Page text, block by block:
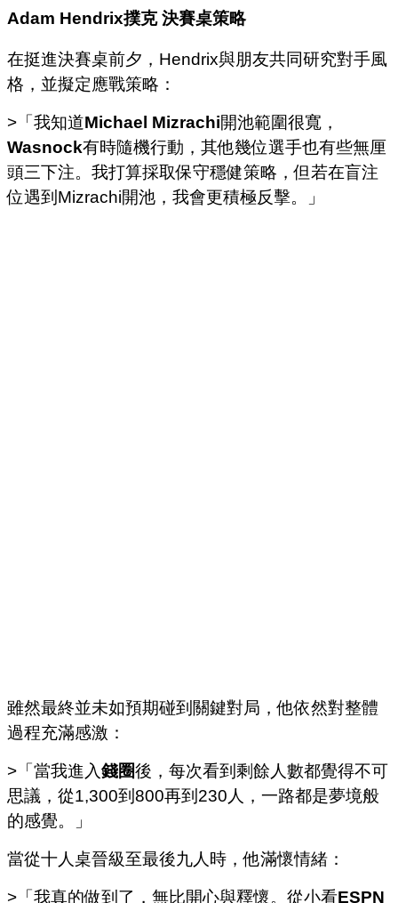
Adam Hendrix撲克 決賽桌策略
在挺進決賽桌前夕，Hendrix與朋友共同研究對手風
格，並擬定應戰策略：
>「我知道Michael Mizrachi開池範圍很寬，
Wasnock有時隨機行動，其他幾位選手也有些無厘
頭三下注。我打算採取保守穩健策略，但若在盲注
位遇到Mizrachi開池，我會更積極反擊。」
雖然最終並未如預期碰到關鍵對局，他依然對整體
過程充滿感激：
>「當我進入錢圈後，每次看到剩餘人數都覺得不可
思議，從1,300到800再到230人，一路都是夢境般
的感覺。」
當從十人桌晉級至最後九人時，他滿懷情緒：
>「我真的做到了，無比開心與釋懷。從小看ESPN